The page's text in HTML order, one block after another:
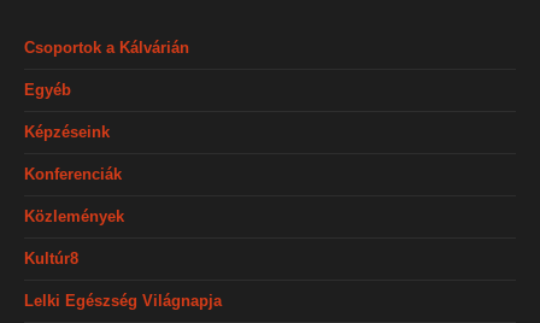
Csoportok a Kálvárián
Egyéb
Képzéseink
Konferenciák
Közlemények
Kultúr8
Lelki Egészség Világnapja